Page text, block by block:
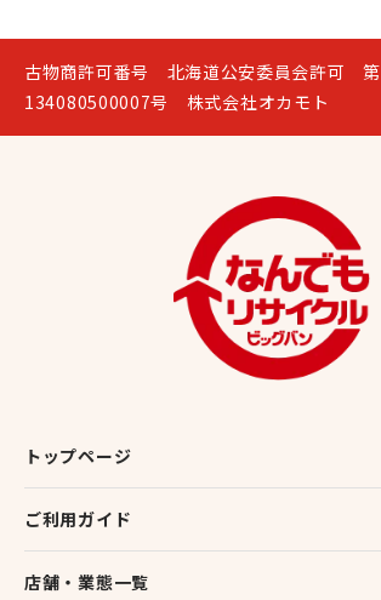
古物商許可番号 北海道公安委員会許可 第
134080500007号 株式会社オカモト
トップページ
ご利用ガイド
店舗・業態一覧